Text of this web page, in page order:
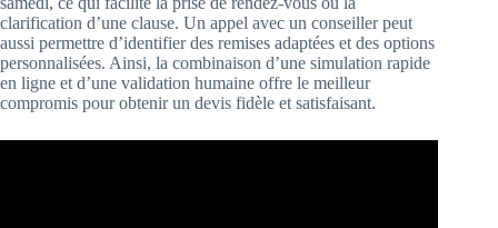
clarification d’une clause. Un appel avec un conseiller peut
aussi permettre d’identifier des remises adaptées et des options
personnalisées. Ainsi, la combinaison d’une simulation rapide
en ligne et d’une validation humaine offre le meilleur
compromis pour obtenir un devis fidèle et satisfaisant.